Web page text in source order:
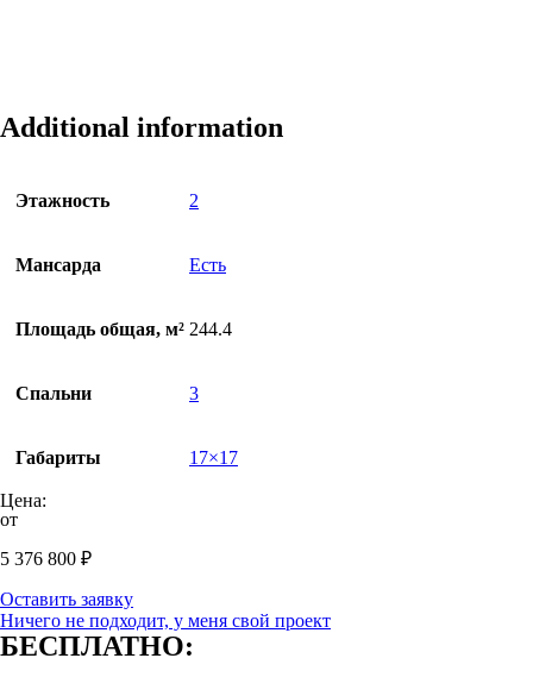
Additional information
Этажность 2
Мансарда Есть
Площадь общая, м² 244.4
Спальни 3
Габариты 17×17
Цена:
от
5 376 800 ₽
Оставить заявку
Ничего не подходит, у меня свой проект
БЕСПЛАТНО: